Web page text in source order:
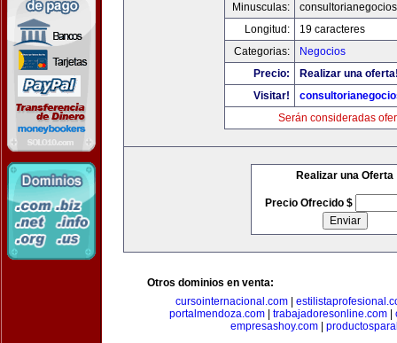
Minusculas:
Longitud:
19 caracteres
Categorias:
Negocios
Precio:
Realizar una
Visitar!
Serán consideradas
Realizar una Oferta
Precio Ofrecido $
Otros dominios en venta:
cursointernacional.com|
portalmendoza.com| trabajadoresonline.com|
empresashoy.com|